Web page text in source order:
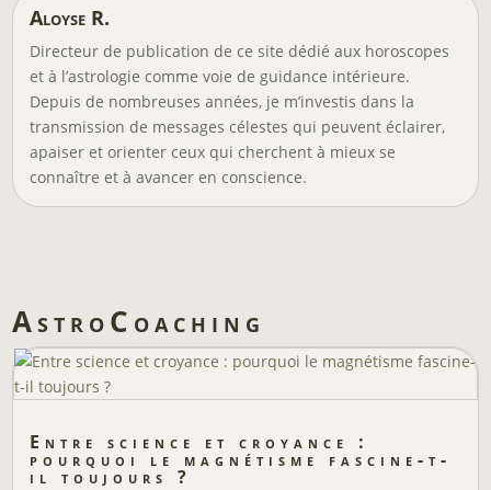
Aloyse R.
Directeur de publication de ce site dédié aux horoscopes
et à l’astrologie comme voie de guidance intérieure.
Depuis de nombreuses années, je m’investis dans la
transmission de messages célestes qui peuvent éclairer,
apaiser et orienter ceux qui cherchent à mieux se
connaître et à avancer en conscience.
AstroCoaching
Entre science et croyance :
pourquoi le magnétisme fascine-t-
il toujours ?